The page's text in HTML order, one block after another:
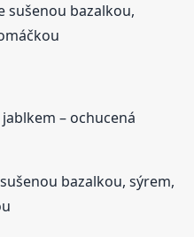
sušenou bazalkou,
– ochucená
bazalkou, sýrem,